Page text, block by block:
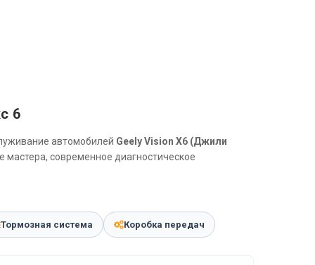
6
автомобилей Geely Vision X6 (Джили
современное диагностическое
Тормозная система Коробка передач